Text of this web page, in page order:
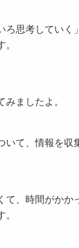
思考していく
ましたよ。
て、情報を収
、時間がかか